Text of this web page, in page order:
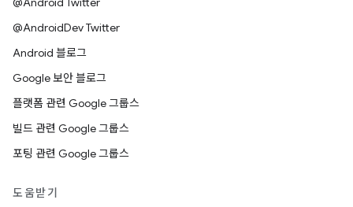
@AndroidDev Twitter
Android 블로그
Google 보안 블로그
플랫폼 관련 Google 그룹스
빌드 관련 Google 그룹스
포팅 관련 Google 그룹스
도움받기